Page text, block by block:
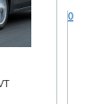
0